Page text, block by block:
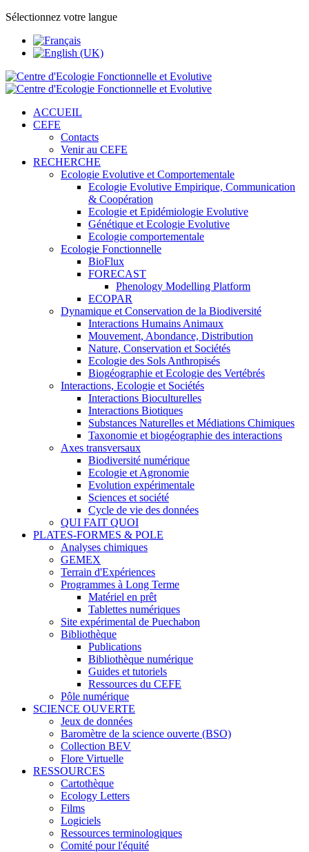
Sélectionnez votre langue
ACCUEIL
CEFE
Contacts
Venir au CEFE
RECHERCHE
Ecologie Evolutive et Comportementale
Ecologie Evolutive Empirique, Communication
& Coopération
Ecologie et Epidémiologie Evolutive
Génétique et Ecologie Evolutive
Ecologie comportementale
Ecologie Fonctionnelle
BioFlux
FORECAST
Phenology Modelling Platform
ECOPAR
Dynamique et Conservation de la Biodiversité
Interactions Humains Animaux
Mouvement, Abondance, Distribution
Nature, Conservation et Sociétés
Ecologie des Sols Anthropisés
Biogéographie et Ecologie des Vertébrés
Interactions, Ecologie et Sociétés
Interactions Bioculturelles
Interactions Biotiques
Substances Naturelles et Médiations Chimiques
Taxonomie et biogéographie des interactions
Axes transversaux
Biodiversité numérique
Ecologie et Agronomie
Evolution expérimentale
Sciences et société
Cycle de vie des données
QUI FAIT QUOI
PLATES-FORMES & POLE
Analyses chimiques
GEMEX
Terrain d'Expériences
Programmes à Long Terme
Matériel en prêt
Tablettes numériques
Site expérimental de Puechabon
Bibliothèque
Publications
Bibliothèque numérique
Guides et tutoriels
Ressources du CEFE
Pôle numérique
SCIENCE OUVERTE
Jeux de données
Baromètre de la science ouverte (BSO)
Collection BEV
Flore Virtuelle
RESSOURCES
Cartothèque
Ecology Letters
Films
Logiciels
Ressources terminologiques
Comité pour l'équité